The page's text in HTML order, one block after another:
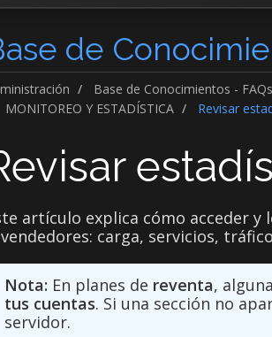
de
Base de Conocimientos - FAQs
MONITOREO Y ESTADÍSTICA
Revisar
artículo explica cómo acceder y
carga, servicios,
Nota: En planes de reventa,
tus cuentas. Si una sección no
servidor.